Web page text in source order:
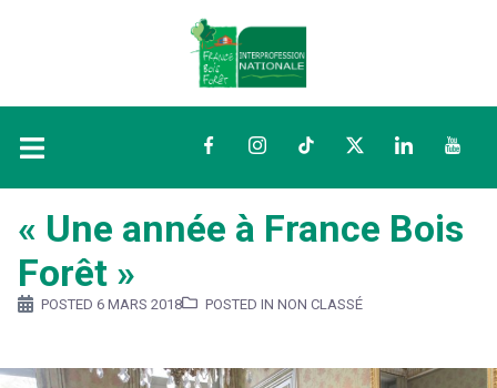
FacebookInstagramTikTokTwitterLinkedIn
« Une année à France Bois
Forêt »
POSTED 6 MARS 2018 POSTED IN NON CLASSÉ